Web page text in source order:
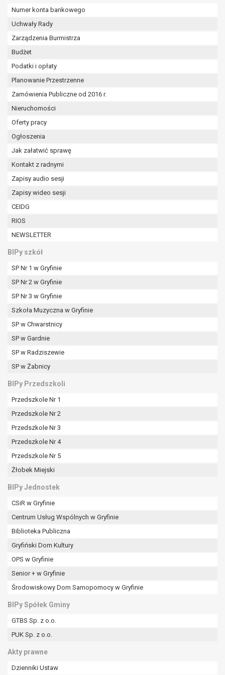
Numer konta bankowego
Uchwały Rady
Zarządzenia Burmistrza
Budżet
Podatki i opłaty
Planowanie Przestrzenne
Zamówienia Publiczne od 2016 r.
Nieruchomości
Oferty pracy
Ogłoszenia
Jak załatwić sprawę
Kontakt z radnymi
Zapisy audio sesji
Zapisy wideo sesji
CEIDG
RIOS
NEWSLETTER
BIPy szkół
SP Nr 1 w Gryfinie
SP Nr 2 w Gryfinie
SP Nr 3 w Gryfinie
Szkoła Muzyczna w Gryfinie
SP w Chwarstnicy
SP w Gardnie
SP w Radziszewie
SP w Żabnicy
BIPy Przedszkoli
Przedszkole Nr 1
Przedszkole Nr 2
Przedszkole Nr 3
Przedszkole Nr 4
Przedszkole Nr 5
Żłobek Miejski
BIPy Jednostek
CSiR w Gryfinie
Centrum Usług Wspólnych w Gryfinie
Biblioteka Publiczna
Gryfiński Dom Kultury
OPS w Gryfinie
Senior + w Gryfinie
Środowiskowy Dom Samopomocy w Gryfinie
BIPy Spółek Gminy
GTBS Sp. z o.o.
PUK Sp. z o.o.
Akty prawne
Dzienniki Ustaw
interesie publicznym lub w ramach
powierzonej administratorowi bądź
realizowanych przez administratora
lub przez stronę trzecią.
że wykaże on istnienie ważnych prawnie
wolności osoby, której dane dotyczą, lub
podstaw do ustalenia, dochodzenia lub
na przetwarzanie danych osobowych (art. 6 ust. 1
cofnięcia tej zgody w dowolnym momencie.
Cofnięcie to nie ma wpływu na zgodność
przetwarzania, którego dokonano na podstawie
zgody przed jej cofnięciem.
organu nadzorczego na niezgodne z prawem
przetwarzanie Pani/Pana danych osobowych
przez administratora.
Organem właściwym do wniesienia skargi jest
W zależności od sfery, w której przetwarzane są
dane osobowe, podanie danych osobowych jest
umownym.
Pani/Pana dane nie będą poddawane
zautomatyzowanemu podejmowaniu decyzji, w